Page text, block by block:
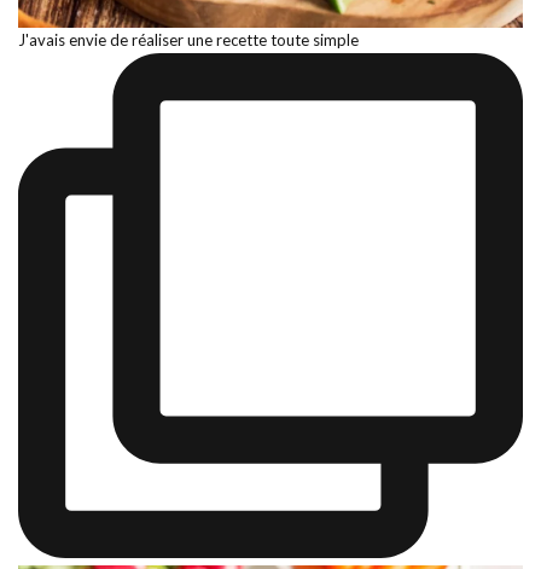
J'avais envie de réaliser une recette toute simple